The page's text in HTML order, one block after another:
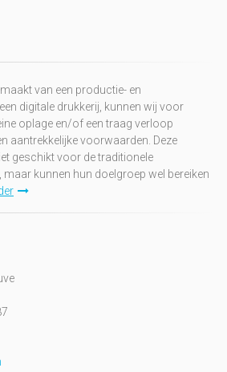
van een productie- en
digitale drukkerij, kunnen wij voor
oplage en/of een traag verloop
aantrekkelijke voorwaarden. Deze
geschikt voor de traditionele
kunnen hun doelgroep wel bereiken